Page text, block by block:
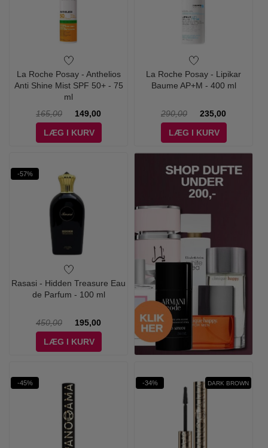
La Roche Posay - Anthelios
Anti Shine Mist SPF 50+ - 75
ml
165,00
149,00
LÆG I KURV
La Roche Posay - Lipikar
Baume AP+M - 400 ml
290,00
235,00
LÆG I KURV
-57%
Rasasi - Hidden Treasure Eau
de Parfum - 100 ml
450,00
195,00
LÆG I KURV
-45% -34% DARK BROWN